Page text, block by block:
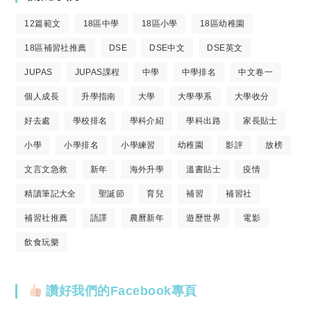
12篇範文 18區中學 18區小學 18區幼稚園
18區補習社推薦 DSE DSE中文 DSE英文
JUPAS JUPAS課程 中學 中學排名 中文卷一
個人成長 升學指南 大學 大學學系 大學收分
好去處 學校排名 學科介紹 學科出路 家長貼士
小學 小學排名 小學練習 幼稚園 影評 放榜
文言文急救 新年 海外升學 溫書貼士 疫情
精讀筆記大全 聖誕節 育兒 補習 補習社
補習社推薦 語譯 農曆新年 遊歷世界 電影
飲食玩樂
讚好我們的Facebook專頁